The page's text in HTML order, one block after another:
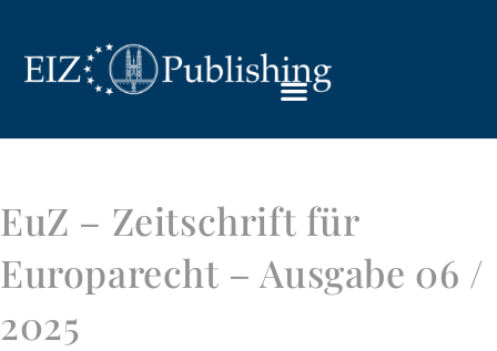
EuZ – Zeitschrift für
Europarecht – Ausgabe 06 /
2025